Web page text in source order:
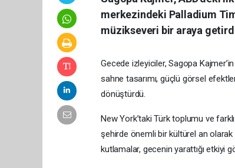
merkezindeki Palladium
müzikseveri bir araya
Gecede izleyiciler, Sagopa
sahne tasarımı, güçlü görsel
dönüştürdü.
New York’taki Türk toplumu ve
şehirde önemli bir kültürel an
kutlamalar, gecenin yarattığı etkiyi